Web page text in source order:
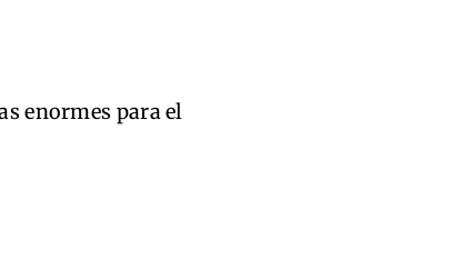
enormes para el